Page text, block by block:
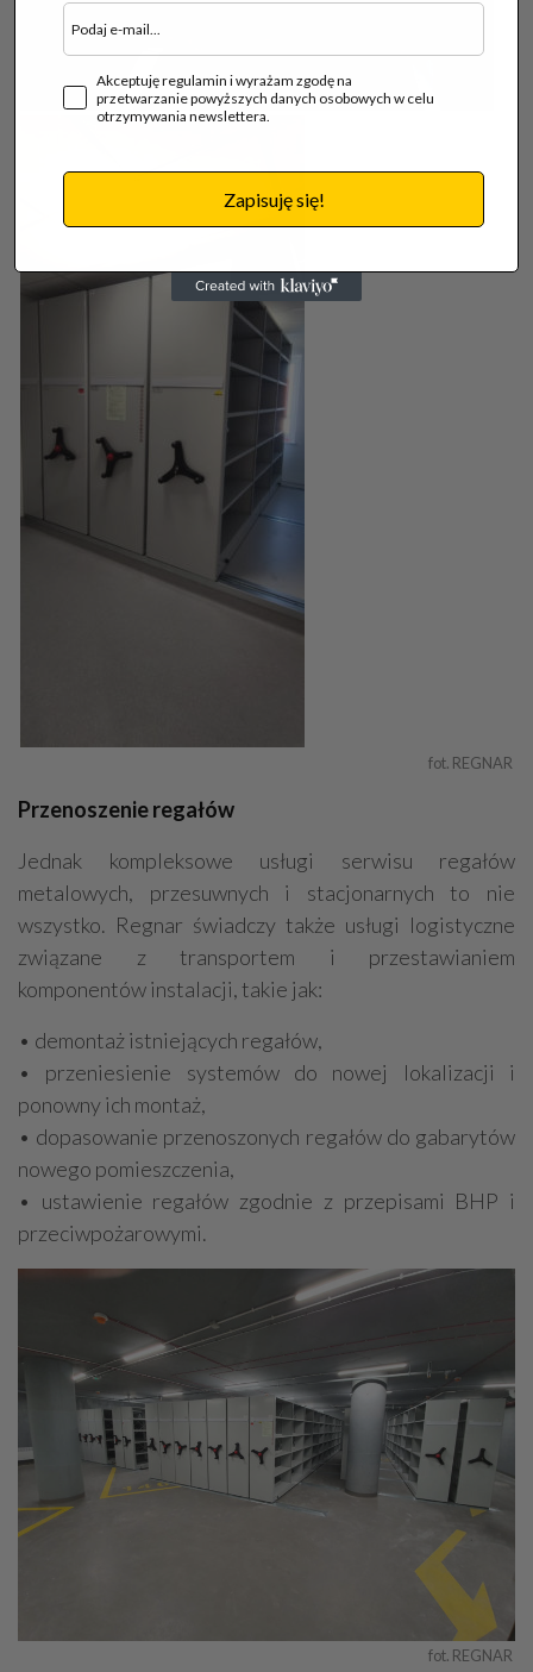
fot. REGNAR
Przenoszenie regałów
Jednak kompleksowe usługi serwisu regałów
metalowych, przesuwnych i stacjonarnych to nie
wszystko. Regnar świadczy także usługi logistyczne
związane z transportem i przestawianiem
komponentów instalacji, takie jak:
• demontaż istniejących regałów,
• przeniesienie systemów do nowej lokalizacji i
ponowny ich montaż,
• dopasowanie przenoszonych regałów do gabarytów
nowego pomieszczenia,
• ustawienie regałów zgodnie z przepisami BHP i
przeciwpożarowymi.
fot. REGNAR
Akceptuję regulamin i wyrażam zgodę na
przetwarzanie powyższych danych osobowych w celu
otrzymywania newslettera.
Zapisuję się!